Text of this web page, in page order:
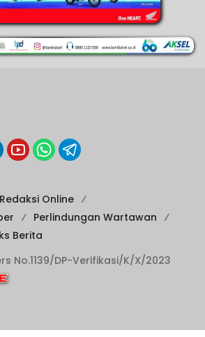
Redaksi Online
Perlindungan Wartawan
Berita
No.1139/DP-Verifikasi/K/X/2023